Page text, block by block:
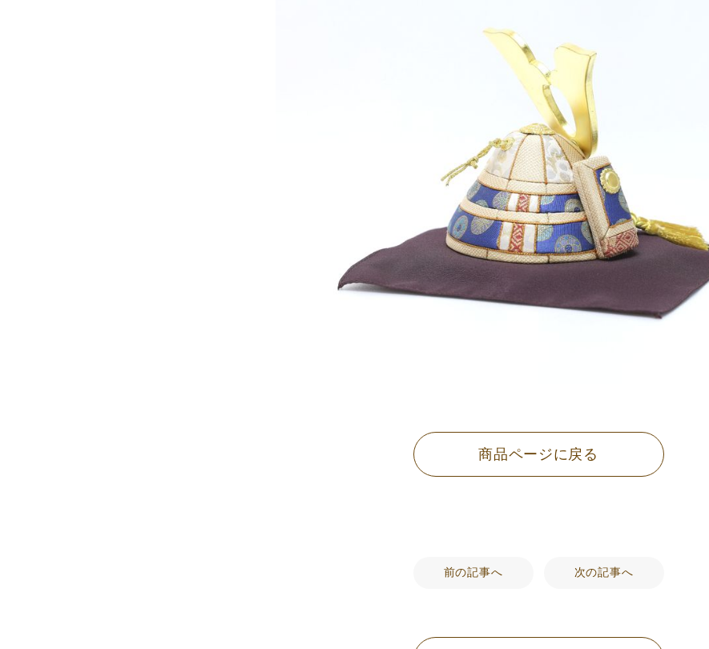
商品ページに戻る
前の記事へ 次の記事へ